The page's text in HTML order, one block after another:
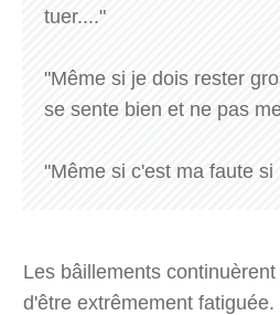
tuer...."
"Même si je dois rester
se sente bien et ne pas
"Même si c'est ma faute
Les bâillements
d'être extrêmement